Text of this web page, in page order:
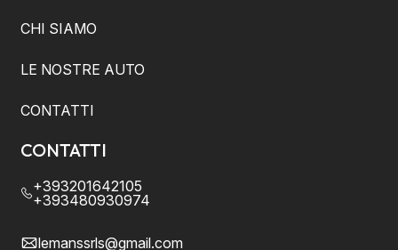
CHI SIAMO
LE NOSTRE AUTO
CONTATTI
CONTATTI
+393201642105
+393480930974
lemanssrls@gmail.com